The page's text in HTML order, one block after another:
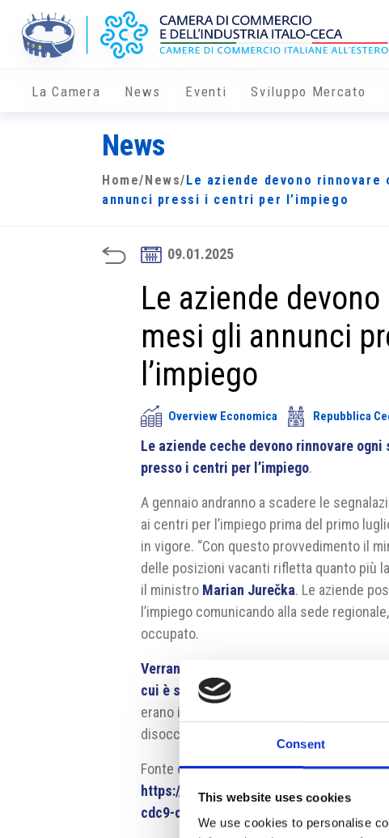
Consent
This website uses cookies
We use cookies to personalise
La Camera News Eventi Sviluppo Mercato
News
Home/ News/ Le aziende devono
annunci pressi i centri per l’impiego
09.01.2025
Le aziende
mesi gli annunci
l’impiego
Overview Economica Repubblica
Le aziende ceche devono rinnovare
presso i centri per l’impiego.
A gennaio andranno a scadere le
ai centri per l’impiego prima del primo
in vigore. “Con questo provvedimento il
delle posizioni vacanti rifletta quanto più
il ministro Marian Jurečka. Le aziende
l’impiego comunicando alla sede
occupato.
Verranno mantenute in automatico oltre
cui è stata chiesta la possibilità di
erano in dicembre circa 246.500, le
disoccupazione del 3,7%.
Fonte e fonte fotografia:
https://www.mpsv.cz/documents/20142/
cdc9-c2a1-5371-